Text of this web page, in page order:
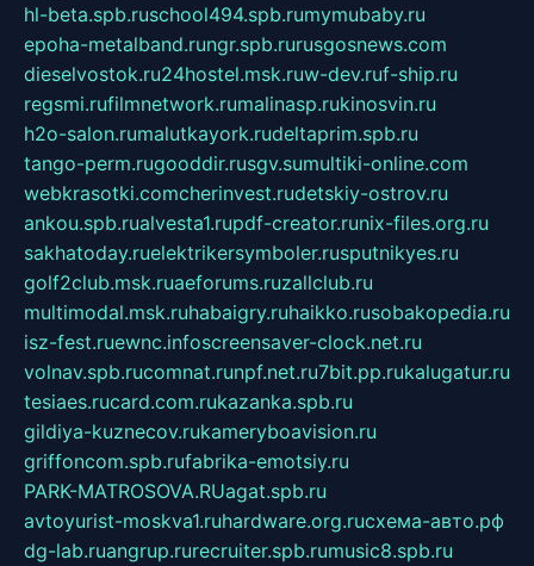
hl-beta.spb.ruschool494.spb.rumymubaby.ru
epoha-metalband.rungr.spb.rurusgosnews.com
dieselvostok.ru24hostel.msk.ruw-dev.ruf-ship.ru
regsmi.rufilmnetwork.rumalinasp.rukinosvin.ru
h2o-salon.rumalutkayork.rudeltaprim.spb.ru
tango-perm.rugooddir.rusgv.sumultiki-online.com
webkrasotki.comcherinvest.rudetskiy-ostrov.ru
ankou.spb.rualvesta1.rupdf-creator.runix-files.org.ru
sakhatoday.ruelektrikersymboler.rusputnikyes.ru
golf2club.msk.ruaeforums.ruzallclub.ru
multimodal.msk.ruhabaigry.ruhaikko.rusobakopedia.ru
isz-fest.ruewnc.infoscreensaver-clock.net.ru
volnav.spb.rucomnat.runpf.net.ru7bit.pp.rukalugatur.ru
tesiaes.rucard.com.rukazanka.spb.ru
gildiya-kuznecov.rukameryboavision.ru
griffoncom.spb.rufabrika-emotsiy.ru
PARK-MATROSOVA.RUagat.spb.ru
avtoyurist-moskva1.ruhardware.org.ruсхема-авто.рф
dg-lab.ruangrup.rurecruiter.spb.rumusic8.spb.ru